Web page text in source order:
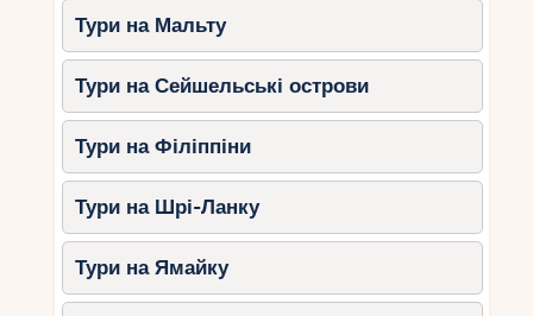
Тури на Мальту
Тури на Сейшельські острови
Тури на Філіппіни
Тури на Шрі-Ланку
Тури на Ямайку